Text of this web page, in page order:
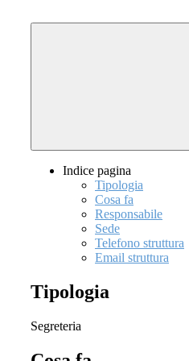
Indice pagina
Tipologia
Cosa fa
Responsabile
Sede
Telefono struttura
Email struttura
Tipologia
Segreteria